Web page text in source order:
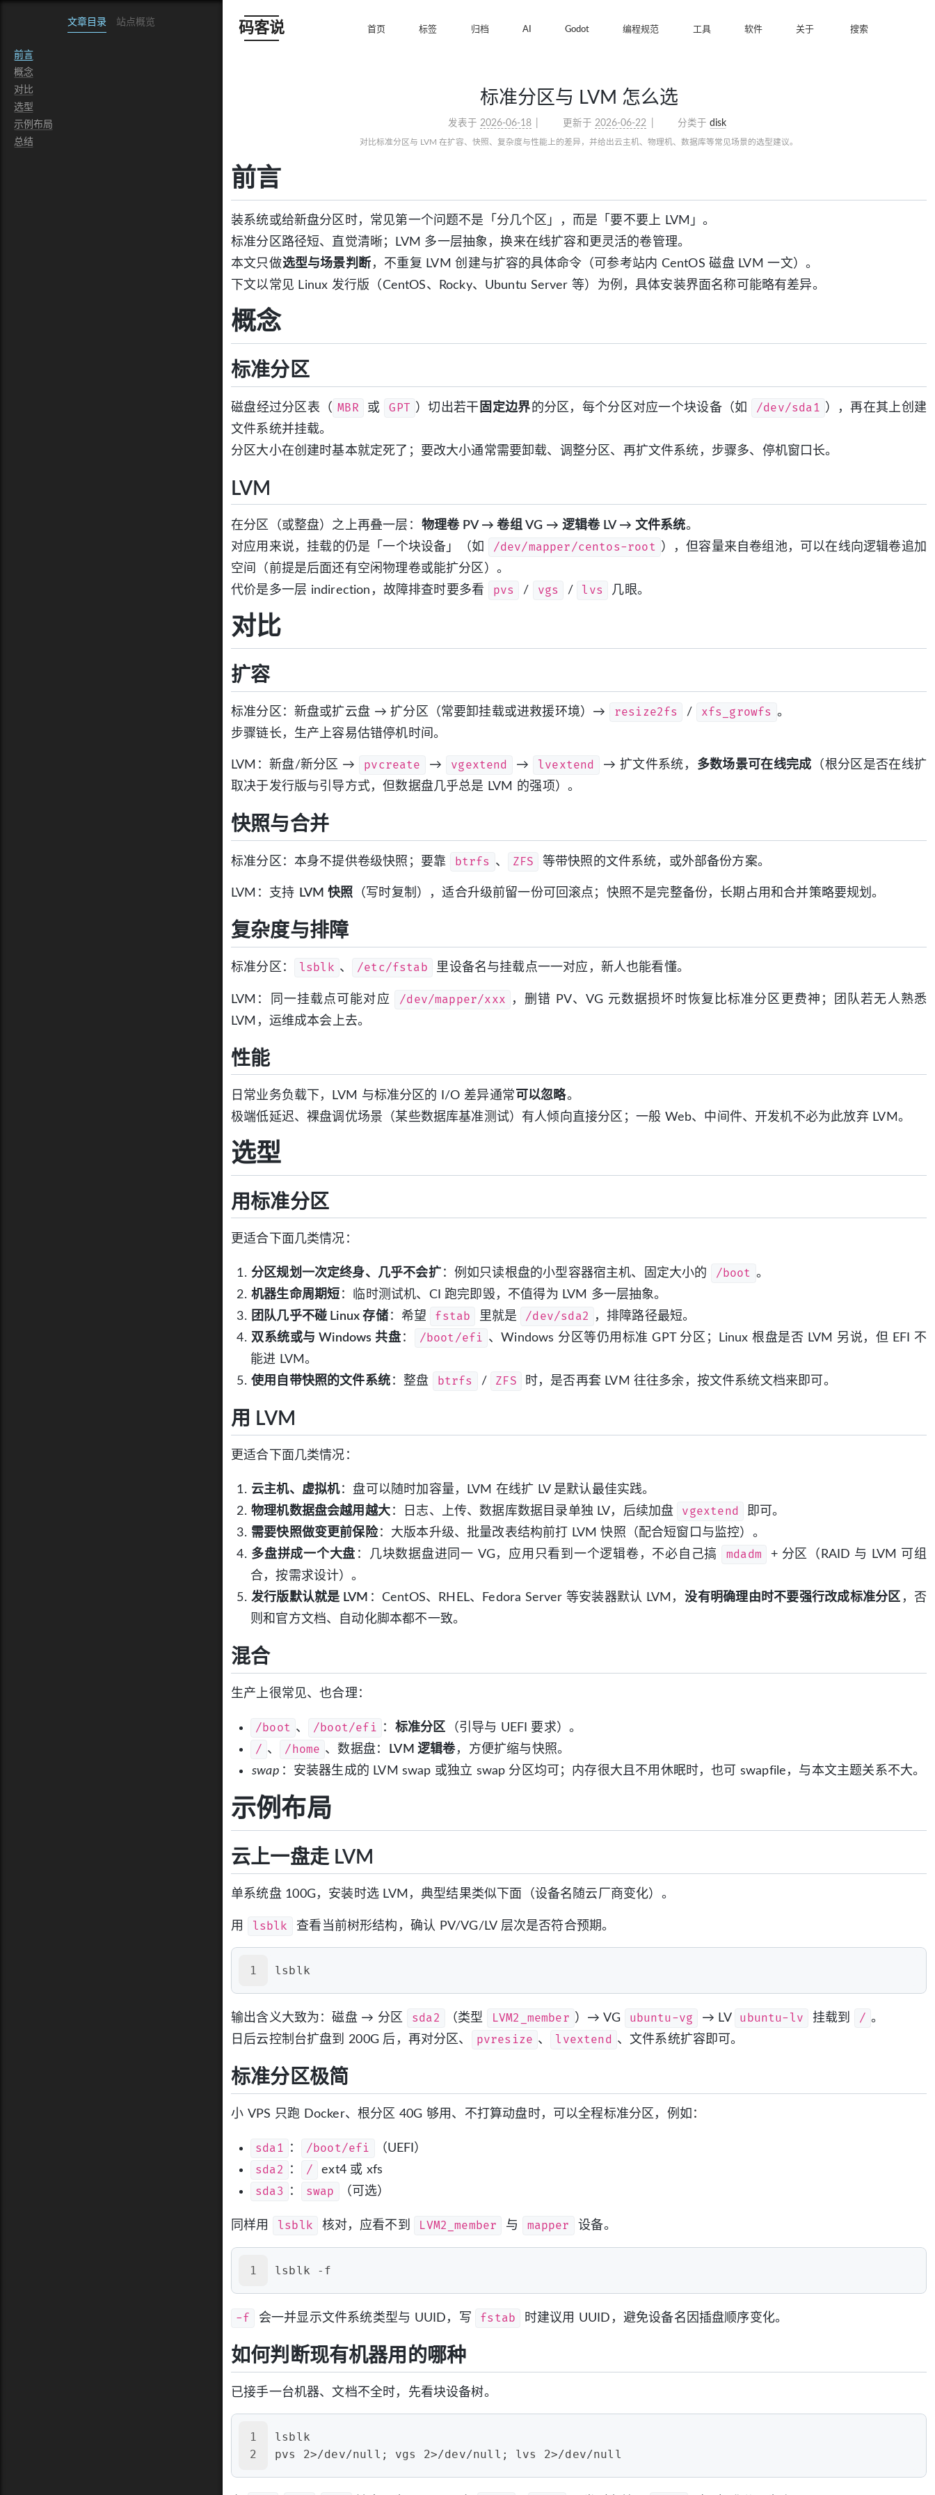
码客说 首页 标签 归档 AI Godot 编程规范 工具 软件 关于 搜索
文章目录 站点概览
前言
概念
对比
选型
示例布局
总结
标准分区与 LVM 怎么选
发表于 2026-06-18 更新于 2026-06-22 分类于 disk
对比标准分区与 LVM 在扩容、快照、复杂度与性能上的差异，并给出云主机、物理机、数据库等常见场景的选型建议。
前言
装系统或给新盘分区时，常见第一个问题不是「分几个区」，而是「要不要上 LVM」。
标准分区路径短、直觉清晰；LVM 多一层抽象，换来在线扩容和更灵活的卷管理。
本文只做选型与场景判断 ，不重复 LVM 创建与扩容的具体命令（可参考站内 CentOS 磁盘 LVM 一文）。
下文以常见 Linux 发行版（CentOS、Rocky、Ubuntu Server 等）为例，具体安装界面名称可能略有差异。
概念
标准分区
磁盘经过分区表（ MBR 或 GPT ）切出若干 固定边界 的分区，每个分区对应一个块设备（如 /dev/sda1 ），再在其上创建
文件系统并挂载。
分区大小在创建时基本就定死了；要改大小通常需要卸载、调整分区、再扩文件系统，步骤多、停机窗口长。
LVM
在分区（或整盘）之上再叠一层： 物理卷 PV → 卷组 VG → 逻辑卷 LV → 文件系统。
对应用来说，挂载的仍是「一个块设备」（如
/dev/mapper/centos-root ），但容量来自卷组池，可以在线向逻辑卷追加
空间（前提是后面还有空闲物理卷或能扩分区）。
代价是多一层 indirection，故障排查时要多看
pvs / vgs / lvs 几眼。
对比
扩容
标准分区：新盘或扩云盘 → 扩分区（常要卸挂载或进救援环境）→ resize2fs / xfs_growfs 。
步骤链长，生产上容易估错停机时间。
LVM：新盘/新分区 → pvcreate → vgextend → lvextend → 扩文件系统， 多数场景可在线完成 （根分区是否在线扩
取决于发行版与引导方式，但数据盘几乎总是 LVM 的强项）。
快照与合并
标准分区：本身不提供卷级快照；要靠 btrfs 、 ZFS 等带快照的文件系统，或外部备份方案。
LVM：支持 LVM 快照 （写时复制），适合升级前留一份可回滚点；快照不是完整备份，长期占用和合并策略要规划。
复杂度与排障
标准分区： lsblk 、 /etc/fstab 里设备名与挂载点一一对应，新人也能看懂。
LVM：同一挂载点可能对应 /dev/mapper/xxx
，删错 PV、VG 元数据损坏时恢复比标准分区更费神；团队若无人熟悉
LVM，运维成本会上去。
性能
日常业务负载下，LVM 与标准分区的 I/O 差异通常 可以忽略。
极端低延迟、裸盘调优场景（某些数据库基准测试）有人倾向直接分区；一般 Web、中间件、开发机不必为此放弃 LVM。
选型
用标准分区
更适合下面几类情况：
分区规划一次定终身、几乎不会扩 ：例如只读根盘的小型容器宿主机、固定大小的 /boot 。
机器生命周期短 ：临时测试机、CI 跑完即毁，不值得为 LVM 多一层抽象。
团队几乎不碰 Linux 存储 ：希望 fstab 里就是 /dev/sda2
，排障路径最短。
双系统或与 Windows 共盘 ： /boot/efi 、Windows 分区等仍用标准 GPT 分区；Linux 根盘是否 LVM 另说，但 EFI 不
能进 LVM。
使用自带快照的文件系统 ：整盘 btrfs / ZFS 时，是否再套 LVM 往往多余，按文件系统文档来即可。
用 LVM
更适合下面几类情况：
云主机、虚拟机 ：盘可以随时加容量，LVM 在线扩 LV 是默认最佳实践。
物理机数据盘会越用越大 ：日志、上传、数据库数据目录单独 LV，后续加盘 vgextend
即可。
需要快照做变更前保险：大版本升级、批量改表结构前打 LVM 快照（配合短窗口与监控）。
多盘拼成一个大盘 ：几块数据盘进同一 VG，应用只看到一个逻辑卷，不必自己搞 mdadm
+ 分区（RAID 与 LVM 可组
合，按需求设计）。
发行版默认就是 LVM ：CentOS、RHEL、Fedora Server 等安装器默认 LVM， 没有明确理由时不要强行改成标准分区 ，否
则和官方文档、自动化脚本都不一致。
混合
生产上很常见、也合理：
/boot 、 /boot/efi ： 标准分区 （引导与 UEFI 要求）。
/ 、 /home 、数据盘： LVM 逻辑卷，方便扩缩与快照。
swap ：安装器生成的 LVM swap 或独立 swap 分区均可；内存很大且不用休眠时，也可 swapfile，与本文主题关系不大。
示例布局
云上一盘走 LVM
单系统盘 100G，安装时选 LVM，典型结果类似下面（设备名随云厂商变化）。
用 lsblk 查看当前树形结构，确认 PV/VG/LV 层次是否符合预期。
1 lsblk
输出含义大致为：磁盘 → 分区 sda2 （类型 LVM2_member ）→ VG ubuntu-vg → LV ubuntu-lv 挂载到 / 。
日后云控制台扩盘到 200G 后，再对分区、
pvresize 、 lvextend 、文件系统扩容即可。
标准分区极简
小 VPS 只跑 Docker、根分区 40G 够用、不打算动盘时，可以全程标准分区，例如：
sda1 ： /boot/efi （UEFI）
sda2 ： / ext4 或 xfs
sda3 ： swap （可选）
同样用 lsblk 核对，应看不到 LVM2_member 与 mapper 设备。
1 lsblk -f
-f 会一并显示文件系统类型与 UUID，写 fstab 时建议用 UUID，避免设备名因插盘顺序变化。
如何判断现有机器用的哪种
已接手一台机器、文档不全时，先看块设备树。
1
2
lsblk
pvs 2>/dev/null; vgs 2>/dev/null; lvs 2>/dev/null